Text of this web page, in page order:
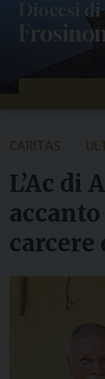
Diocesi di
CARITAS
L’Ac di
carcere